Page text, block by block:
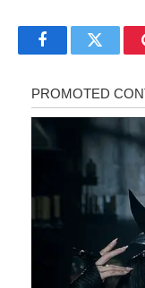
FacebookTwitter